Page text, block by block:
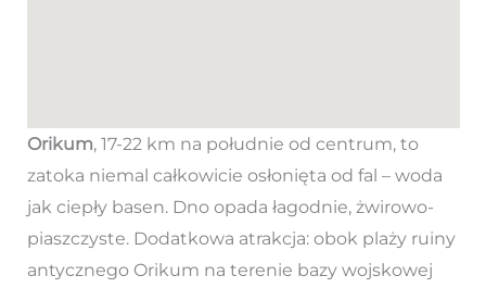
Orikum, 17-22 km na południe od centrum, to
zatoka niemal całkowicie osłonięta od fal – woda
jak ciepły basen. Dno opada łagodnie, żwirowo-
piaszczyste. Dodatkowa atrakcja: obok plaży ruiny
antycznego Orikum na terenie bazy wojskowej